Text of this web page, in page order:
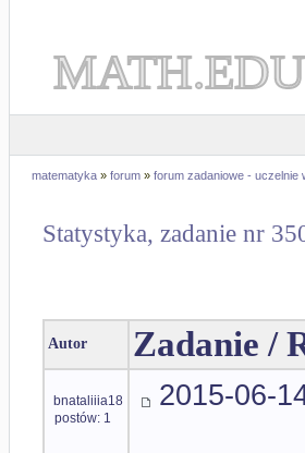
matematyka » forum » forum zadaniowe -
Statystyka, zadanie nr
Autor Zadanie /
bnataliiia18
postów: 1
2015-06-